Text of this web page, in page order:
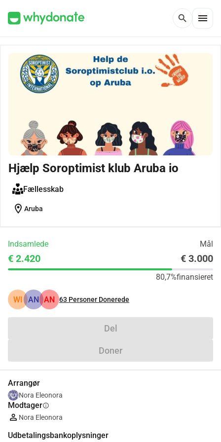
search menu
Hjælp Soroptimist klub Aruba io
Fællesskab
location_on Aruba
Indsamlede Mål
€ 2.420 € 3.000
80,7%finansieret
WI AN AN 63 Personer Donerede
Del
Doner
Arrangør
Nora Eleonora
Modtagerinfo
Nora Eleonora
Udbetalingsbankoplysninger